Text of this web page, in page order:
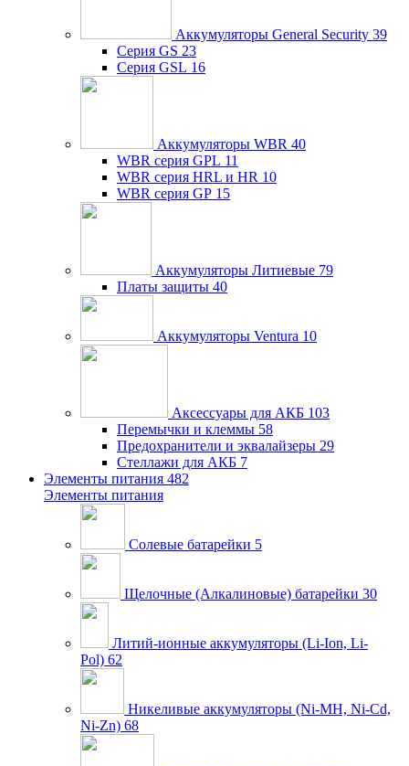
Аккумуляторы General Security 39
Серия GS 23
Серия GSL 16
Аккумуляторы WBR 40
WBR серия GPL 11
WBR серия HRL и HR 10
WBR серия GP 15
Аккумуляторы Литиевые 79
Платы защиты 40
Аккумуляторы Ventura 10
Аксессуары для АКБ 103
Перемычки и клеммы 58
Предохранители и эквалайзеры 29
Стеллажи для АКБ 7
Элементы питания 482
Элементы питания
Солевые батарейки 5
Щелочные (Алкалиновые) батарейки 30
Литий-ионные аккумуляторы (Li-Ion, Li-
Pol) 62
Никеливые аккумуляторы (Ni-MH, Ni-Cd,
Ni-Zn) 68